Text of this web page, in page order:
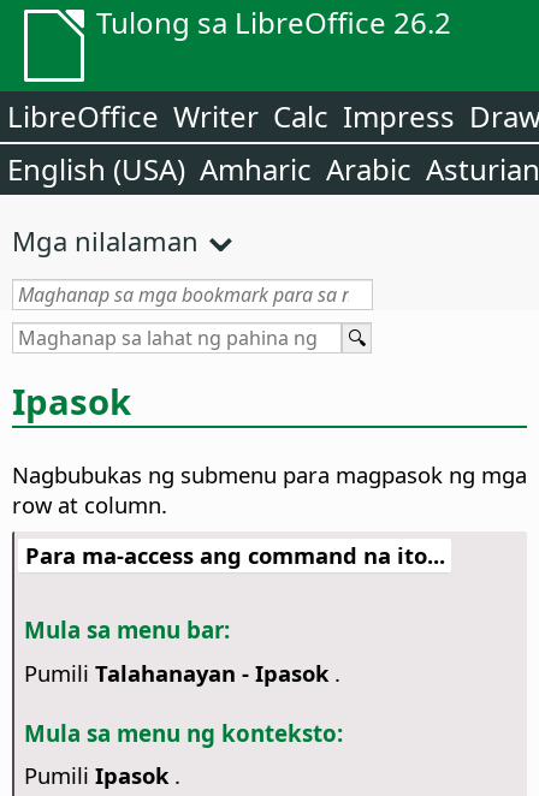
Tulong sa LibreOffice 26.2
LibreOffice Writer Calc Impress
English (USA) Amharic Arabic Asturian
Mga nilalaman
Ipasok
Nagbubukas ng submenu para magpasok ng mga
row at column.
Para ma-access ang command na ito...
Mula sa menu bar:
Pumili Talahanayan - Ipasok.
Mula sa menu ng konteksto:
Pumili Ipasok.